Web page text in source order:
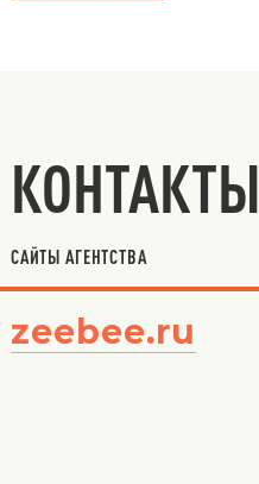
КОНТАКТЫ
САЙТЫ АГЕНТСТВА
zeebee.ru